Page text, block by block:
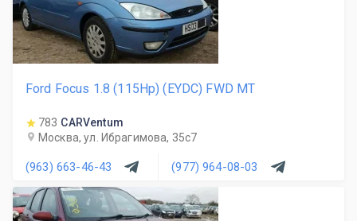
Ford Focus 1.8 (115Hp) (EYDC) FWD MT
783 CARVentum
Москва, ул. Ибрагимова, 35с7
(963) 663-46-43 (977) 964-08-03